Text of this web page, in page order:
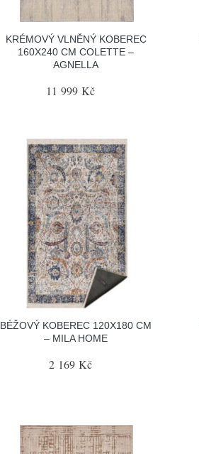
KRÉMOVÝ VLNĚNÝ KOBEREC
160X240 CM COLETTE –
AGNELLA
11 999 Kč
BÉŽOVÝ KOBEREC 120X180 CM
– MILA HOME
2 169 Kč